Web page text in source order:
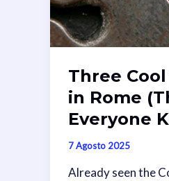
Three
in Rome
Everyone
7 Agosto 2025
Already seen the